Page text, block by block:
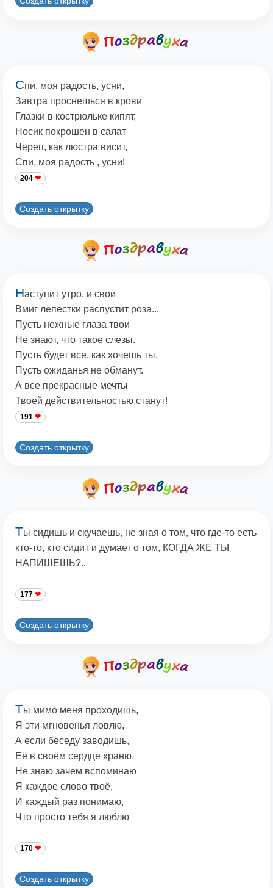
Спи, моя радость, усни,
Завтра проснешься в крови
Глазки в кострюльке кипят,
Носик покрошен в салат
Череп, как люстра висит,
Спи, моя радость , усни!
204
Создать открытку
Наступит утро, и свои
Вмиг лепестки распустит роза...
Пусть нежные глаза твои
Не знают, что такое слезы.
Пусть будет все, как хочешь ты.
Пусть ожиданья не обманут.
А все прекрасные мечты
Твоей действительностью станут!
191
Создать открытку
Ты сидишь и скучаешь, не зная о том, что где-то есть
кто-то, кто сидит и думает о том, КОГДА ЖЕ ТЫ
НАПИШЕШЬ?..
177
Создать открытку
Ты мимо меня проходишь,
Я эти мгновенья ловлю,
А если беседу заводишь,
Её в своём сердце храню.
Не знаю зачем вспоминаю
Я каждое слово твоё,
И каждый раз понимаю,
Что просто тебя я люблю
170
Создать открытку